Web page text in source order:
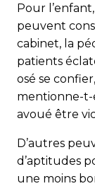
Pour
peuvent
cabinet, la
patients
osé se
mentionne-t-
avoué être
D’autres
d’aptitudes
une moins